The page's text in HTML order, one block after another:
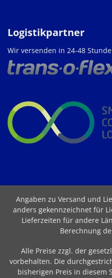
Logistikpartner
Wir versenden in 24-48
Angaben zu Versand und
anders gekennzeichnet für
Lieferzeiten für andere
Berechnung
Alle Preise zzgl. der
vorbehalten. Die
bisherigen Preis in diesem